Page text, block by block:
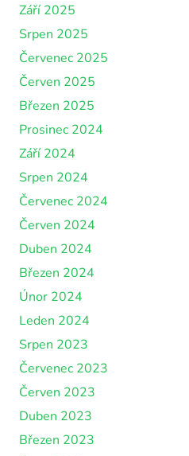
Září 2025
Srpen 2025
Červenec 2025
Červen 2025
Březen 2025
Prosinec 2024
Září 2024
Srpen 2024
Červenec 2024
Červen 2024
Duben 2024
Březen 2024
Únor 2024
Leden 2024
Srpen 2023
Červenec 2023
Červen 2023
Duben 2023
Březen 2023